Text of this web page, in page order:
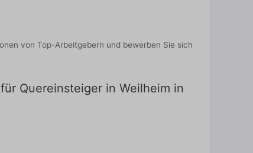
von Top-Arbeitgebern und bewerben Sie sich
Quereinsteiger in Weilheim in